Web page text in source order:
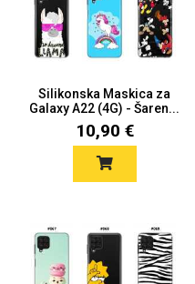
Silikonska Maskica za
Galaxy A22 (4G) - Šaren...
10,90 €